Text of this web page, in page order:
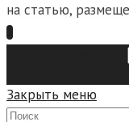
на статью,
Закрыть меню